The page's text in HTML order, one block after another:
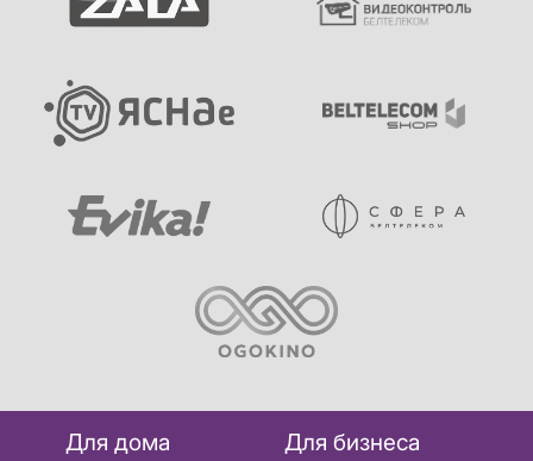
Для дома Для бизнеса